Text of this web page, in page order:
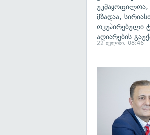
მზადაა,
ოკუპირებული
აღიარების
22 ივლისი, 08:46